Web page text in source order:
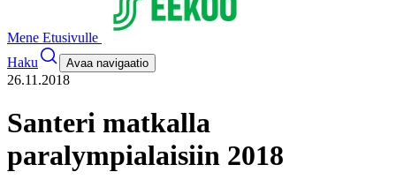
Mene Etusivulle
Haku
Avaa navigaatio
26.11.2018
Santeri matkalla
paralympialaisiin 2018